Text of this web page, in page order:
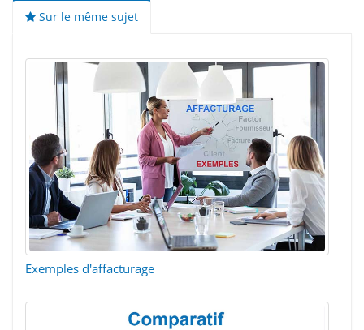
Sur le même sujet
Exemples d'affacturage